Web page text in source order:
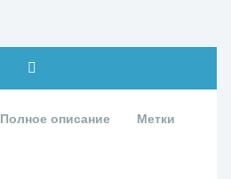
Полное описание Метки